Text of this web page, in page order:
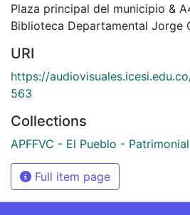
Plaza principal del municipio &
Biblioteca Departamental Jorge
URI
https://
563
Collections
APFFVC - El Pueblo - Patrimonial
Full item page